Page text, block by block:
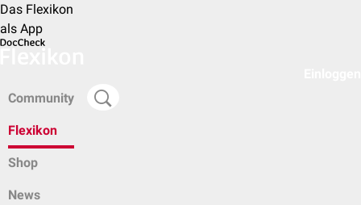
Das Flexikon
als App
Community
Flexikon
Shop
News